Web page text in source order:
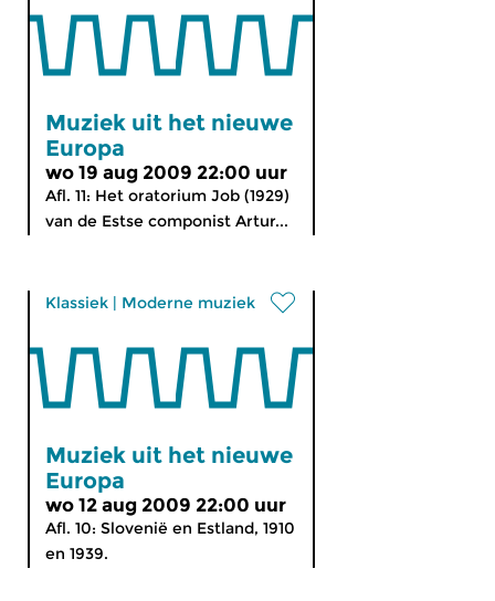
Muziek uit het nieuwe
Europa
wo 19 aug 2009 22:00 uur
Afl. 11: Het oratorium Job (1929)
van de Estse componist Artur...
Klassiek | Moderne muziek
Muziek uit het nieuwe
Europa
wo 12 aug 2009 22:00 uur
Afl. 10: Slovenië en Estland, 1910
en 1939.